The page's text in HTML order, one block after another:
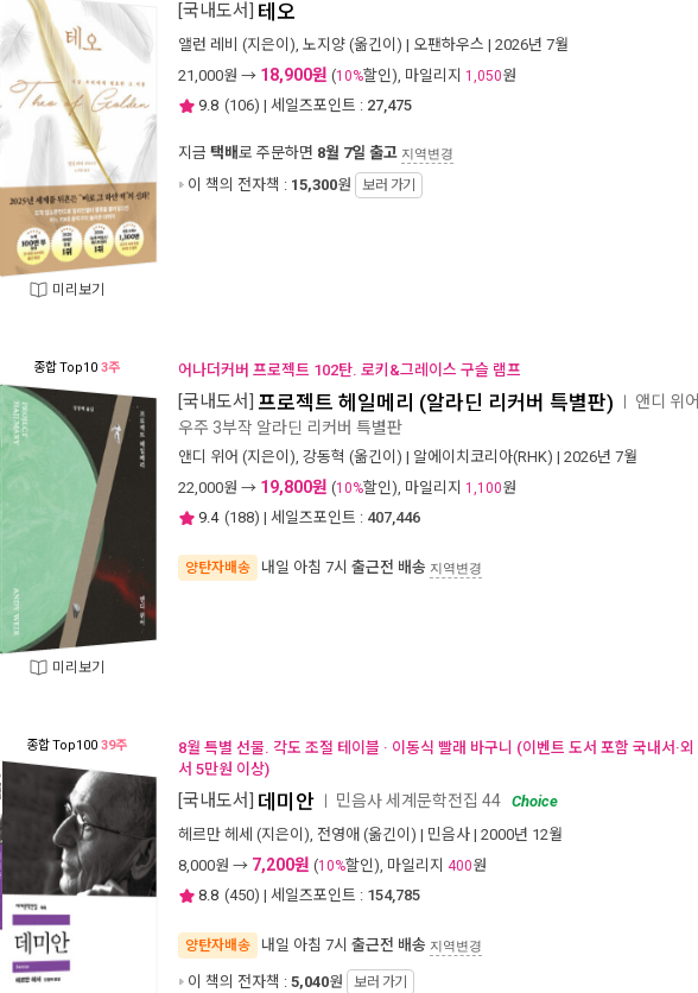
미리보기
[국내도서] 테오
앨런 레비 (지은이), 노지양 (옮긴이) | 오팬하우스 | 2026년 7월
21,000원 → 18,900원 (10%할인), 마일리지 1,050원
9.8 (106) | 세일즈포인트 : 27,475
지금 택배로 주문하면 8월 7일 출고 지역변경
이 책의 전자책 : 15,300원 보러 가기
종합Top10 3주
미리보기
어나더커버 프로젝트 102탄. 로키&그레이스 구슬 램프
[국내도서] 프로젝트 헤일메리 (알라딘 리커버 특별판) 앤디 위어
우주 3부작 알라딘 리커버 특별판
앤디 위어 (지은이), 강동혁 (옮긴이) | 알에이치코리아(RHK) | 2026년 7월
22,000원 → 19,800원 (10%할인), 마일리지 1,100원
9.4 (188) | 세일즈포인트 : 407,446
양탄자배송 내일 아침 7시 출근전 배송 지역변경
종합Top100 39주
8월 특별 선물. 각도 조절 테이블 · 이동식 빨래 바구니 (이벤트 도서 포함 국내서·외
서 5만원 이상)
[국내도서] 데미안 민음사 세계문학전집 44 Choice
헤르만 헤세 (지은이), 전영애 (옮긴이) | 민음사 | 2000년 12월
8,000원 → 7,200원 (10%할인), 마일리지 400원
8.8 (450) | 세일즈포인트 : 154,785
양탄자배송 내일 아침 7시 출근전 배송 지역변경
이 책의 전자책 : 5,040원 보러 가기